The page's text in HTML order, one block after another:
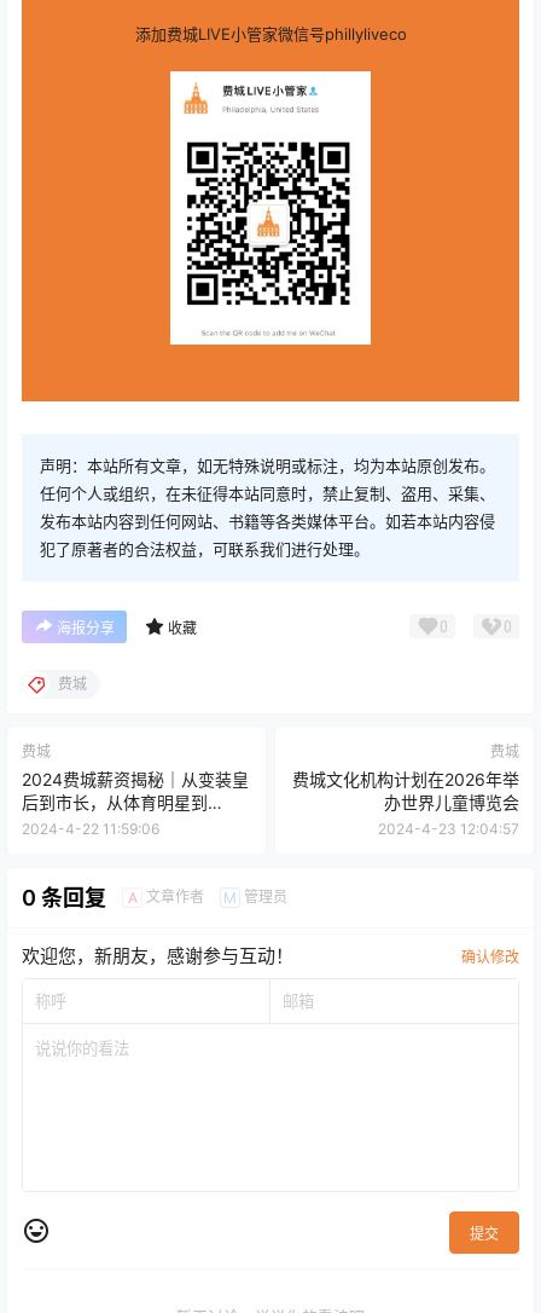
添加费城LIVE小管家微信号phillyliveco
声明：本站所有文章，如无特殊说明或标注，均为本站原创发布。
任何个人或组织，在未征得本站同意时，禁止复制、盗用、采集、
发布本站内容到任何网站、书籍等各类媒体平台。如若本站内容侵
犯了原著者的合法权益，可联系我们进行处理。
海报分享 收藏 0 0
费城
费城
2024费城薪资揭秘｜从变装皇
后到市长，从体育明星到
Wawa收银员，从律师到餐馆
2024-4-22 11:59:06
费城
费城文化机构计划在2026年举
办世界儿童博览会
2024-4-23 12:04:57
0 条回复 A 文章作者 M 管理员
欢迎您，新朋友，感谢参与互动！ 确认修改
提交